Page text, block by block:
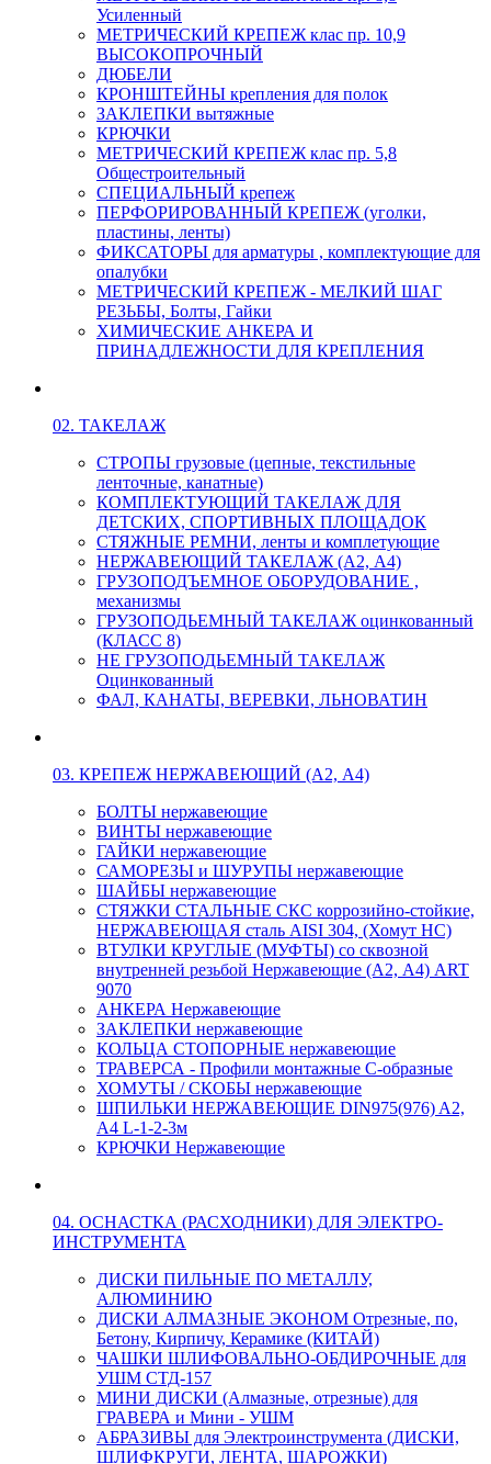
Усиленный
МЕТРИЧЕСКИЙ КРЕПЕЖ клас пр. 10,9
ВЫСОКОПРОЧНЫЙ
ДЮБЕЛИ
КРОНШТЕЙНЫ крепления для полок
ЗАКЛЕПКИ вытяжные
КРЮЧКИ
МЕТРИЧЕСКИЙ КРЕПЕЖ клас пр. 5,8
Общестроительный
СПЕЦИАЛЬНЫЙ крепеж
ПЕРФОРИРОВАННЫЙ КРЕПЕЖ (уголки,
пластины, ленты)
ФИКСАТОРЫ для арматуры , комплектующие для
опалубки
МЕТРИЧЕСКИЙ КРЕПЕЖ - МЕЛКИЙ ШАГ
РЕЗЬБЫ, Болты, Гайки
ХИМИЧЕСКИЕ АНКЕРА И
ПРИНАДЛЕЖНОСТИ ДЛЯ КРЕПЛЕНИЯ
02. ТАКЕЛАЖ
СТРОПЫ грузовые (цепные, текстильные
ленточные, канатные)
КОМПЛЕКТУЮЩИЙ ТАКЕЛАЖ ДЛЯ
ДЕТСКИХ, СПОРТИВНЫХ ПЛОЩАДОК
СТЯЖНЫЕ РЕМНИ, ленты и комплетующие
НЕРЖАВЕЮЩИЙ ТАКЕЛАЖ (А2, А4)
ГРУЗОПОДЪЕМНОЕ ОБОРУДОВАНИЕ ,
механизмы
ГРУЗОПОДЬЕМНЫЙ ТАКЕЛАЖ оцинкованный
(КЛАСС 8)
НЕ ГРУЗОПОДЬЕМНЫЙ ТАКЕЛАЖ
Оцинкованный
ФАЛ, КАНАТЫ, ВЕРЕВКИ, ЛЬНОВАТИН
03. КРЕПЕЖ НЕРЖАВЕЮЩИЙ (А2, А4)
БОЛТЫ нержавеющие
ВИНТЫ нержавеющие
ГАЙКИ нержавеющие
САМОРЕЗЫ и ШУРУПЫ нержавеющие
ШАЙБЫ нержавеющие
СТЯЖКИ СТАЛЬНЫЕ СКС коррозийно-стойкие,
НЕРЖАВЕЮЩАЯ сталь AISI 304, (Хомут НС)
ВТУЛКИ КРУГЛЫЕ (МУФТЫ) со сквозной
внутренней резьбой Нержавеющие (А2, А4) ART
9070
АНКЕРА Нержавеющие
ЗАКЛЕПКИ нержавеющие
КОЛЬЦА СТОПОРНЫЕ нержавеющие
ТРАВЕРСА - Профили монтажные С-образные
ХОМУТЫ / СКОБЫ нержавеющие
ШПИЛЬКИ НЕРЖАВЕЮЩИЕ DIN975(976) A2,
А4 L-1-2-3м
КРЮЧКИ Нержавеющие
04. ОСНАСТКА (РАСХОДНИКИ) ДЛЯ ЭЛЕКТРО-
ИНСТРУМЕНТА
ДИСКИ ПИЛЬНЫЕ ПО МЕТАЛЛУ,
АЛЮМИНИЮ
ДИСКИ АЛМАЗНЫЕ ЭКОНОМ Отрезные, по,
Бетону, Кирпичу, Керамике (КИТАЙ)
ЧАШКИ ШЛИФОВАЛЬНО-ОБДИРОЧНЫЕ для
УШМ СТД-157
МИНИ ДИСКИ (Алмазные, отрезные) для
ГРАВЕРА и Мини - УШМ
АБРАЗИВЫ для Электроинструмента (ДИСКИ,
ШЛИФКРУГИ, ЛЕНТА, ШАРОЖКИ)